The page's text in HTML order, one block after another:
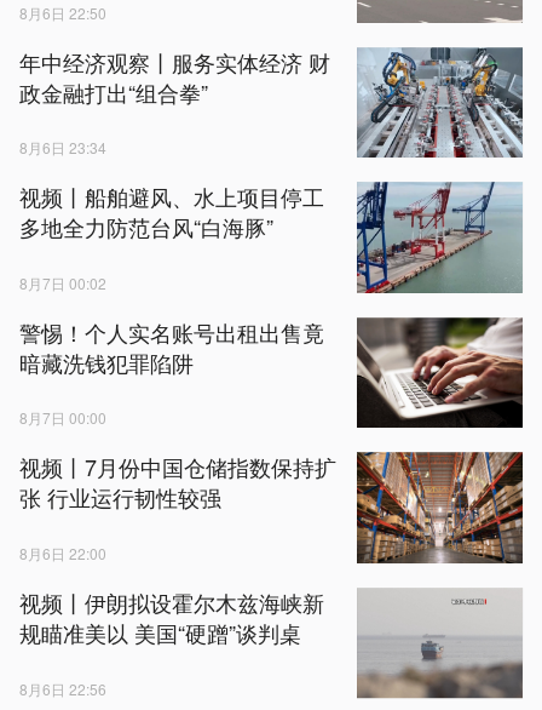
8月6日 22:50
年中经济观察丨服务实体经济 财
政金融打出“组合拳”
8月6日 23:34
视频丨船舶避风、水上项目停工
多地全力防范台风“白海豚”
8月7日 00:02
警惕！个人实名账号出租出售竟
暗藏洗钱犯罪陷阱
8月7日 00:00
视频丨7月份中国仓储指数保持扩
张 行业运行韧性较强
8月6日 22:00
视频丨伊朗拟设霍尔木兹海峡新
规瞄准美以 美国“硬蹭”谈判桌
8月6日 22:56